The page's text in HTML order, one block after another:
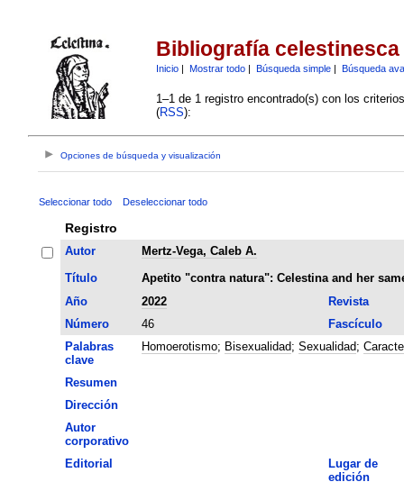
Bibliografía celestinesca
Inicio| Mostrar todo| Búsqueda simple| Búsqueda
1–1 de 1 registro encontrado(s) con los
(RSS):
Opciones de búsqueda y visualización
Seleccionar todo Deseleccionar todo
Registro
Autor
Mertz-Vega, Caleb A.
Título
Apetito "contra natura": Celestina and her
Año
2022
Revista
Número
46
Fascículo
Palabras
clave
Homoerotismo; Bisexualidad; Sexualidad;
Resumen
Dirección
Autor
corporativo
Editorial
Lugar de
edición